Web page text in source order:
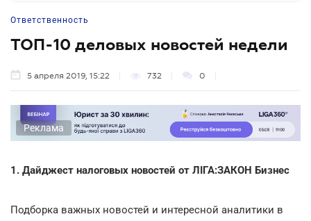
Ответственность
ТОП-10 деловых новостей недели
5 апреля 2019, 15:22 732 0
Реклама
1. Дайджест налоговых новостей от ЛІГА:ЗАКОН Бизнес
Подборка важных новостей и интересной аналитики в